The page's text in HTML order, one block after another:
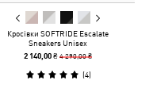
Кросівки SOFTRIDE Escalate
Sneakers Unisex
2 140,00 ₴4 290,00 ₴
(4)